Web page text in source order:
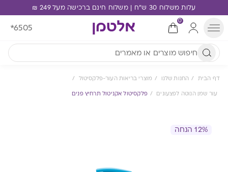
עלות משלוח 30 ש"ח | משלוח חינם ברכישה מעל 249 ₪
0
*6505
דף הבית החנות שלנו מוצרי בריאות העור-פלקסיטול
עור שמן הנוטה לפצעונים פלקסיטול אקניטול תרחיץ פנים
12% הנחה